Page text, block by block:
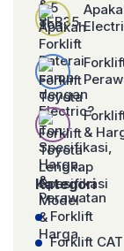
&
Kategori
Forklift
Forklift CAT